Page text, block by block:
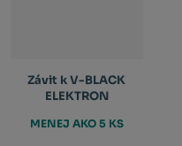
Závit k V-BLACK
ELEKTRON
MENEJ AKO 5 KS